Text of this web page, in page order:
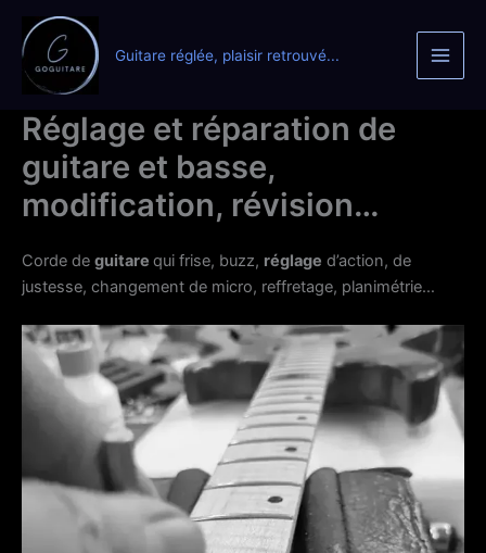
contenu
Guitare réglée, plaisir retrouvé...
Réglage et réparation de
guitare et basse,
modification, révision…
Corde de guitare qui frise, buzz, réglage d’action, de
justesse, changement de micro, reffretage, planimétrie…